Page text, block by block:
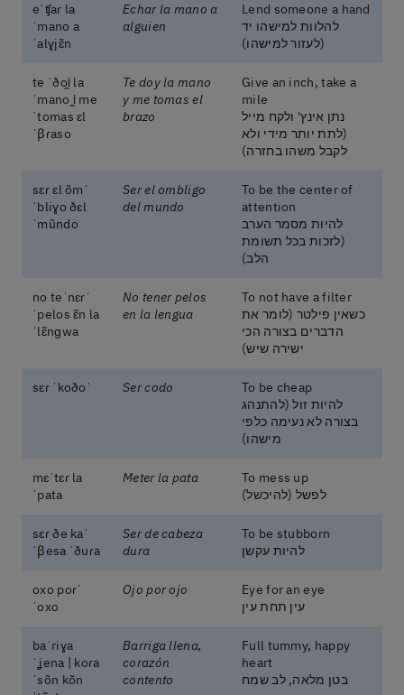
Lend someone a hand
להלוות למישהו יד
(לעזור למישהו)
Echar la mano a
alguien
eˈʧaɾ la
ˈmano a
ˈalɣjɛ̃n
Give an inch, take a
mile
נתן אינץ' ולקח מייל
(לתת יותר מידי ולא
לקבל משהו בחזרה)
Te doy la mano
y me tomas el
brazo
te ˈðoi̯ la
ˈmano i̯ me
ˈtomas ɛl
ˈβɾaso
To be the center of
attention
להיות מסמר הערב
(לזכות בכל תשומת
הלב)
Ser el ombligo
del mundo
ˈsɛɾ ɛl õm
ˈbliɣo ðɛl
ˈmũndo
To not have a filter
כשאין פילטר (לומר את
הדברים בצורה הכי
ישירה שיש)
No tener pelos
en la lengua
ˈno teˈnɛɾ
ˈpelos ɛ̃n la
ˈlɛ̃nɡwa
To be cheap
להיות זול (להתנהג
בצורה לא נעימה כלפי
מישהו)
Ser codo
ˈsɛɾ ˈkoðo
To mess up
לפשל (להיכשל)
Meter la pata
mɛˈtɛɾ la
ˈpata
To be stubborn
להיות עקשן
Ser de cabeza
dura
ˈsɛɾ ðe ka
ˈβesa ˈðuɾa
Eye for an eye
עין תחת עין
Ojo por ojo
ˈoxo poɾ
ˈoxo
Full tummy, happy
heart
בטן מלאה, לב שמח
Barriga llena,
corazón
contento
baˈriɣa
ˈʝena | koɾa
ˈsõn kõn